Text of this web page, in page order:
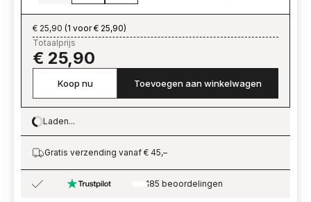
€ 25,90 (1 voor € 25,90)
Totaalprijs
€ 25,90
Koop nu Toevoegen aan winkelwagen
Loading…
Laden...
Gratis verzending vanaf € 45,–
185 beoordelingen